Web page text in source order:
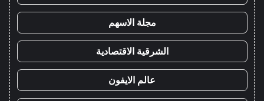
مجلة الاسهم
الشرقية الاقتصادية
عالم الايفون